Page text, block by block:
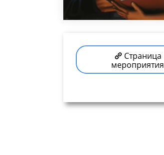
Страница
мероприятия